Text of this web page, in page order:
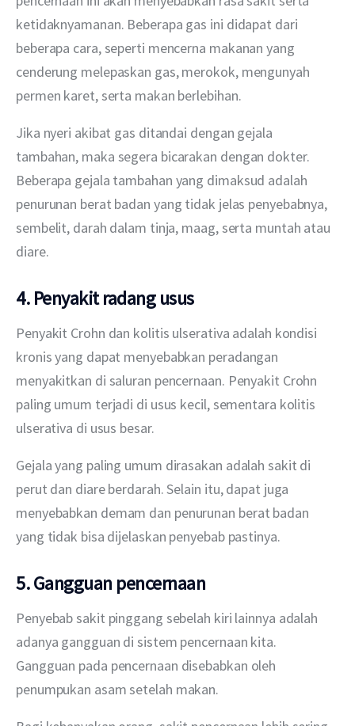
ketidaknyamanan. Beberapa gas ini didapat dari
beberapa cara, seperti mencerna makanan yang
cenderung melepaskan gas, merokok, mengunyah
permen karet, serta makan berlebihan.
Jika nyeri akibat gas ditandai dengan gejala
tambahan, maka segera bicarakan dengan dokter.
Beberapa gejala tambahan yang dimaksud adalah
penurunan berat badan yang tidak jelas penyebabnya,
sembelit, darah dalam tinja, maag, serta muntah atau
diare.
4. Penyakit radang usus
Penyakit Crohn dan kolitis ulserativa adalah kondisi
kronis yang dapat menyebabkan peradangan
menyakitkan di saluran pencernaan. Penyakit Crohn
paling umum terjadi di usus kecil, sementara kolitis
ulserativa di usus besar.
Gejala yang paling umum dirasakan adalah sakit di
perut dan diare berdarah. Selain itu, dapat juga
menyebabkan demam dan penurunan berat badan
yang tidak bisa dijelaskan penyebab pastinya.
5. Gangguan pencernaan
Penyebab sakit pinggang sebelah kiri lainnya adalah
adanya gangguan di sistem pencernaan kita.
Gangguan pada pencernaan disebabkan oleh
penumpukan asam setelah makan.